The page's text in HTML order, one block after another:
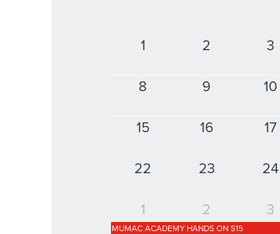
1 2 3
8 9 10
15 16 17
22 23 24
1 2 3
MUMAC ACADEMY HANDS ON S15